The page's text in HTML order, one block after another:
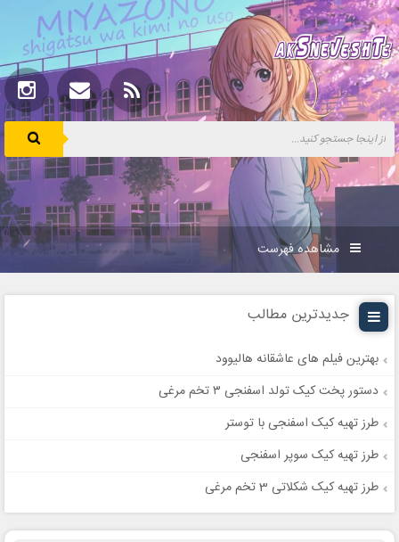
مشاهده فهرست
جدیدترین مطالب
بهترین فیلم های عاشقانه هالیوود
دستور پخت کیک تولد اسفنجی ۳ تخم مرغی
طرز تهیه کیک اسفنجی با توستر
طرز تهیه کیک سوپر اسفنجی
طرز تهیه کیک شکلاتی 3 تخم مرغی